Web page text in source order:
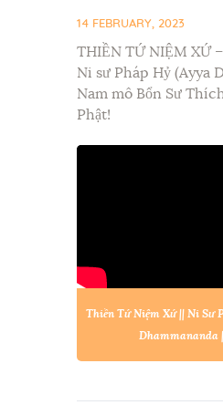
14 FEBRUARY, 2023
THIỀN TỨ NIỆM XỨ
Ni sư Pháp Hỷ (Ayya
Nam mô Bổn Sư
Phật!
Thiền Tứ Niệm Xứ || Ni Sư
Dhammananda